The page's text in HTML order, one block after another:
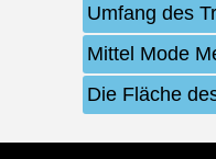
Umfang des
Mittel Mode
Die Fläche